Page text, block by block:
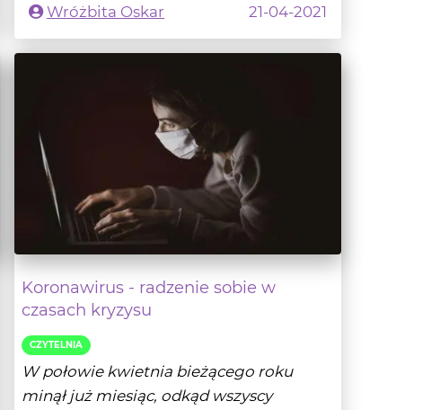
Wróżbita Oskar 21-04-2021
Koronawirus - radzenie sobie w
czasach kryzysu
CZYTELNIA
W połowie kwietnia bieżącego roku
minął już miesiąc, odkąd wszyscy